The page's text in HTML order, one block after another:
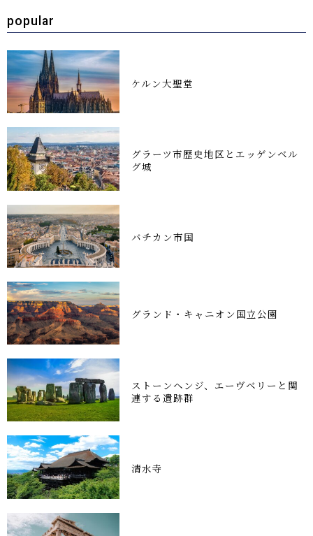
popular
ケルン大聖堂
グラーツ市歴史地区とエッゲンベル
グ城
バチカン市国
グランド・キャニオン国立公園
ストーンヘンジ、エーヴベリーと関
連する遺跡群
清水寺